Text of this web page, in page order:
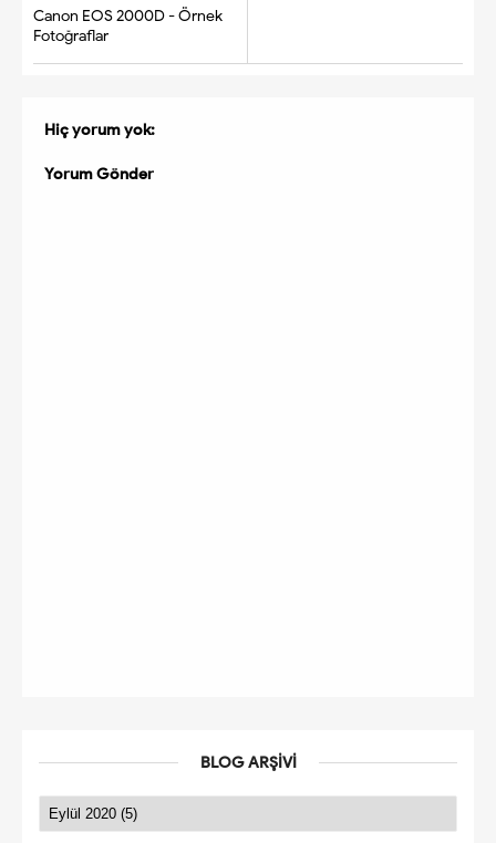
Canon EOS 2000D - Örnek
Fotoğraflar
Hiç yorum yok:
Yorum Gönder
BLOG ARŞIVI